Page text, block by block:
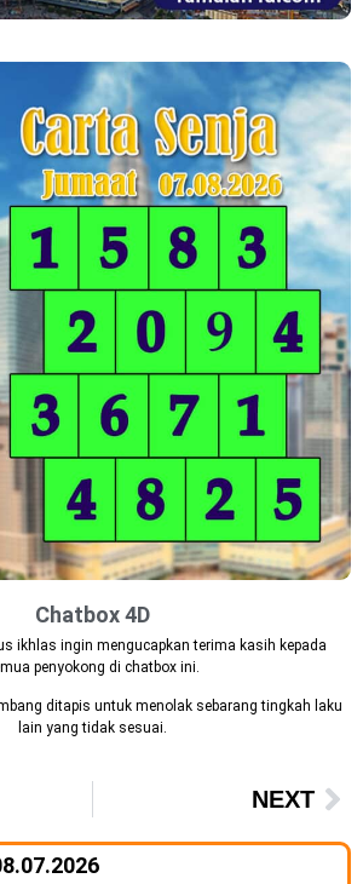
Chatbox 4D
ikhlas ingin mengucapkan terima kasih kepada
penyokong di chatbox ini.
ditapis untuk menolak sebarang tingkah laku
lain yang tidak sesuai.
NEXT